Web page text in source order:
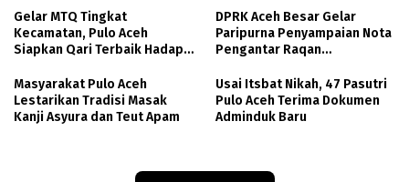
Gelar MTQ Tingkat
Kecamatan, Pulo Aceh
Siapkan Qari Terbaik Hadapi
DPRK Aceh Besar Gelar
Paripurna Penyampaian Nota
Pengantar Raqan
2025
Masyarakat Pulo Aceh
Lestarikan Tradisi Masak
Kanji Asyura dan Teut Apam
Usai Itsbat Nikah, 47 Pasutri
Pulo Aceh Terima Dokumen
Adminduk Baru